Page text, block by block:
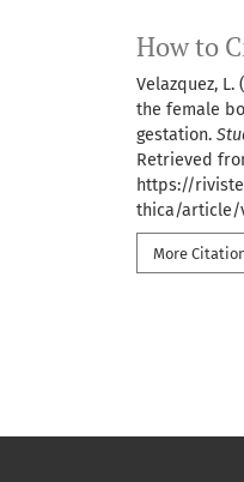
How to
Velazquez,
the female
gestation.
Retrieved
https://
thica/article/
More